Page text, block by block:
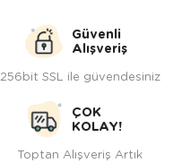
Güvenli
Alışveriş
256bit SSL ile güvendesiniz
ÇOK
KOLAY!
Toptan Alışveriş Artık